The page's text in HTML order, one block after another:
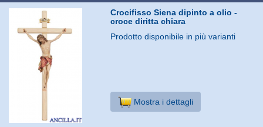
Crocifisso Siena dipinto a olio -
croce diritta chiara
Prodotto disponibile in più varianti
Mostra i dettagli